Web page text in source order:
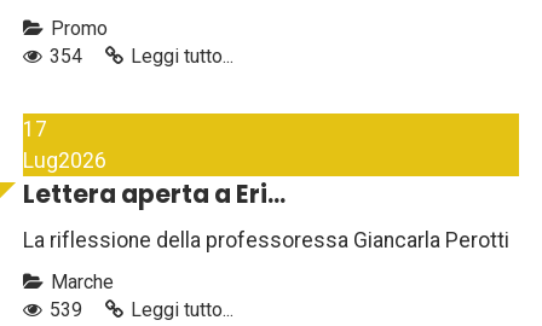
Promo
354
Leggi tutto...
17
Lug2026
Lettera aperta a Eri...
La riflessione della professoressa Giancarla Perotti
Marche
539
Leggi tutto...